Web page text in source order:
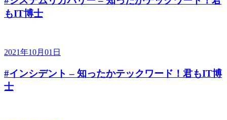
もIT博士
2021年10月01日
#インシデント – 知ったかテックワード！君もIT博
士